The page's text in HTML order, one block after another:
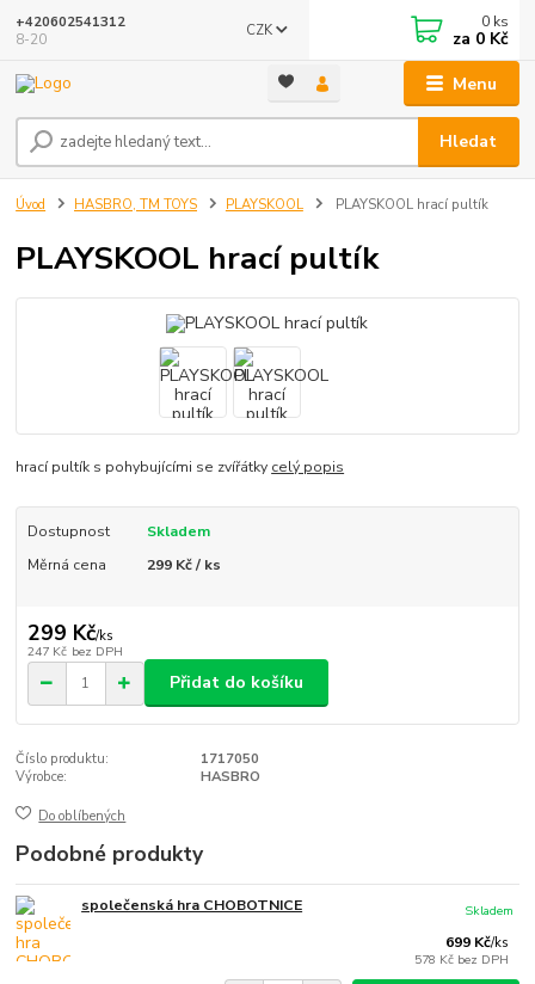
Menu
CZK
Hledat
+420602541312
8-20
0 ks
za 0 Kč
Úvod HASBRO, TM TOYS PLAYSKOOL PLAYSKOOL hrací pultík
PLAYSKOOL hrací pultík
hrací pultík s pohybujícími se zvířátky celý popis
Dostupnost
Skladem
Měrná cena
299 Kč / ks
299 Kč/ks
247 Kč bez DPH
Přidat do košíku
Číslo produktu:
1717050
Výrobce:
HASBRO
Do oblíbených
Podobné produkty
společenská hra CHOBOTNICE
699 Kč/ks
578 Kč bez DPH
Skladem